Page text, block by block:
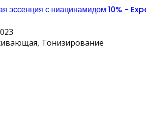
эссенция с ниацинамидом 10% -
Тонизирование